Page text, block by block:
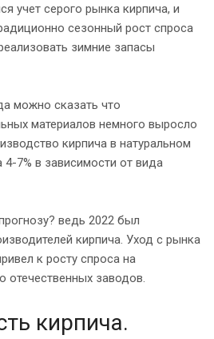
учет серого рынка кирпича, и
сезонный рост спроса
зимние запасы
можно сказать что
материалов немного выросло
кирпича в натуральном
7% в зависимости от вида
ведь 2022 был
кирпича. Уход с рынка
к росту спроса на
отечественных заводов.
кирпича.